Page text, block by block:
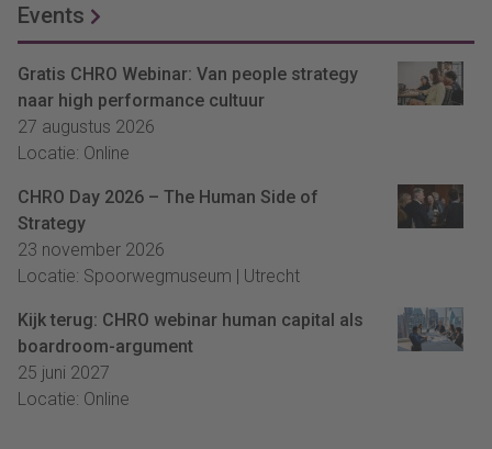
Events
Gratis CHRO Webinar: Van people strategy
naar high performance cultuur
27 augustus 2026
Locatie: Online
CHRO Day 2026 – The Human Side of
Strategy
23 november 2026
Locatie: Spoorwegmuseum | Utrecht
Kijk terug: CHRO webinar human capital als
boardroom-argument
25 juni 2027
Locatie: Online